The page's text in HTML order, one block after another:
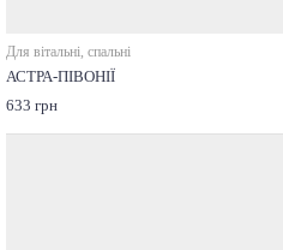
Для вітальні, спальні
АСТРА-ПІВОНІЇ
633 грн